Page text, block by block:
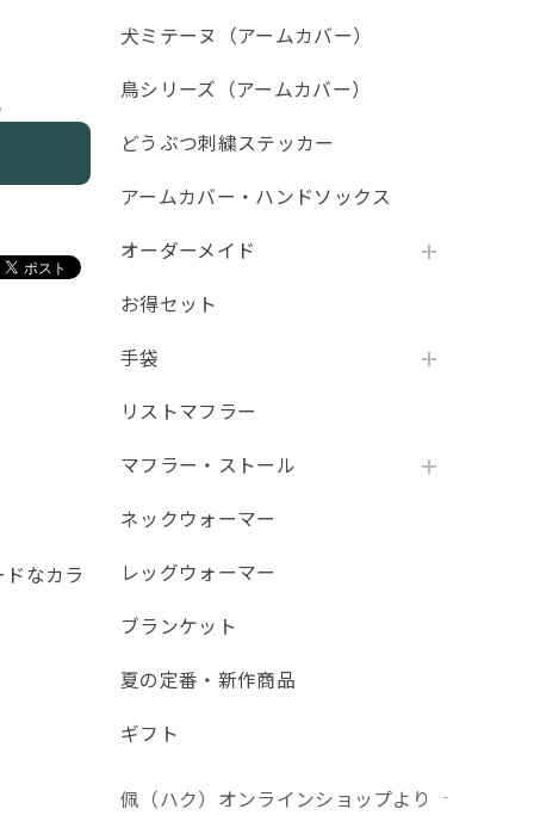
犬ミテーヌ（アームカバー）
鳥シリーズ（アームカバー）
どうぶつ刺繍ステッカー
アームカバー・ハンドソックス
オーダーメイド
お得セット
手袋
リストマフラー
マフラー・ストール
ネックウォーマー
レッグウォーマー
ブランケット
夏の定番・新作商品
ギフト
佩（ハク）オンラインショップより
なカラ